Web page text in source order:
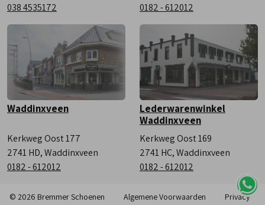
038 4535172
0182 - 612012
Waddinxveen
Kerkweg Oost 177
2741 HD, Waddinxveen
0182 - 612012
Lederwarenwinkel
Waddinxveen
Kerkweg Oost 169
2741 HC, Waddinxveen
0182 - 612012
© 2026 Bremmer Schoenen Algemene Voorwaarden Privacy